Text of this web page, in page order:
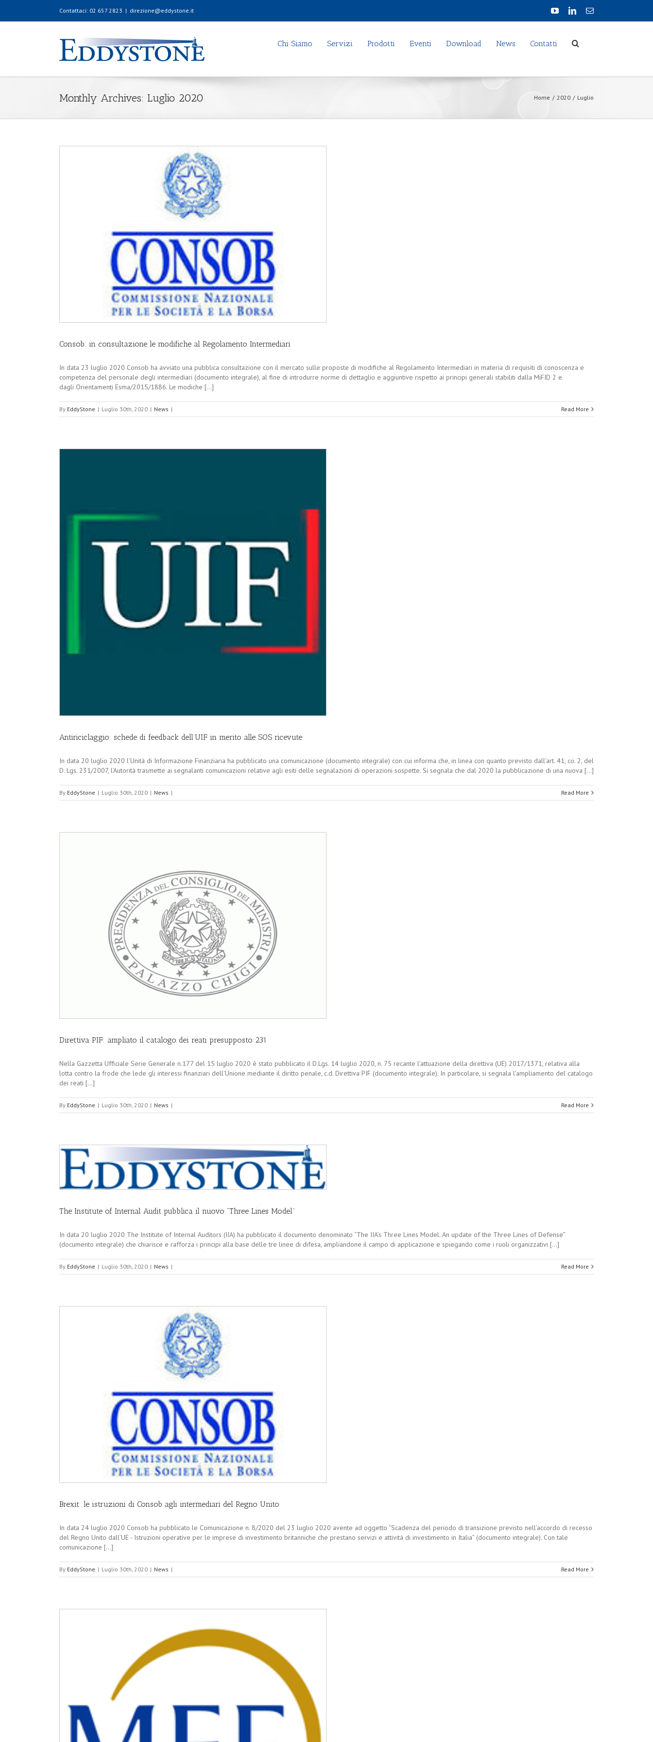
Contattaci: 02 657 2823 | direzione@eddystone.it
Chi Siamo Servizi Prodotti Eventi Download News Contatti
Monthly Archives: Luglio 2020 Home / 2020 / Luglio
Consob: in consultazione le modifiche al Regolamento Intermediari
In data 23 luglio 2020 Consob ha avviato una pubblica consultazione con il mercato sulle proposte di modifiche al Regolamento Intermediari in materia di requisiti di conoscenza e
competenza del personale degli intermediari (documento integrale), al fine di introdurre norme di dettaglio e aggiuntive rispetto ai principi generali stabiliti dalla MiFID 2 e
dagli Orientamenti Esma/2015/1886. Le modiche [...]
By EddyStone | Luglio 30th, 2020 | News | Read More
Antiriciclaggio: schede di feedback dell’UIF in merito alle SOS ricevute
In data 20 luglio 2020 l’Unità di Informazione Finanziaria ha pubblicato una comunicazione (documento integrale) con cui informa che, in linea con quanto previsto dall’art. 41, co. 2, del
D. Lgs. 231/2007, l’Autorità trasmette ai segnalanti comunicazioni relative agli esiti delle segnalazioni di operazioni sospette. Si segnala che dal 2020 la pubblicazione di una nuova [...]
By EddyStone | Luglio 30th, 2020 | News | Read More
Direttiva PIF: ampliato il catalogo dei reati presupposto 231
Nella Gazzetta Ufficiale Serie Generale n.177 del 15 luglio 2020 è stato pubblicato il D.Lgs. 14 luglio 2020, n. 75 recante l’attuazione della direttiva (UE) 2017/1371, relativa alla
lotta contro la frode che lede gli interessi finanziari dell'Unione mediante il diritto penale, c.d. Direttiva PIF (documento integrale). In particolare, si segnala l’ampliamento del catalogo
dei reati [...]
By EddyStone | Luglio 30th, 2020 | News | Read More
The Institute of Internal Audit pubblica il nuovo “Three Lines Model”
In data 20 luglio 2020 The Institute of Internal Auditors (IIA) ha pubblicato il documento denominato “The IIA’s Three Lines Model. An update of the Three Lines of Defense”
(documento integrale) che chiarisce e rafforza i principi alla base delle tre linee di difesa, ampliandone il campo di applicazione e spiegando come i ruoli organizzativi [...]
By EddyStone | Luglio 30th, 2020 | News | Read More
Brexit: le istruzioni di Consob agli intermediari del Regno Unito
In data 24 luglio 2020 Consob ha pubblicato le Comunicazione n. 8/2020 del 23 luglio 2020 avente ad oggetto “Scadenza del periodo di transizione previsto nell’accordo di recesso
del Regno Unito dall’UE - Istruzioni operative per le imprese di investimento britanniche che prestano servizi e attività di investimento in Italia” (documento integrale). Con tale
comunicazione [...]
By EddyStone | Luglio 30th, 2020 | News | Read More